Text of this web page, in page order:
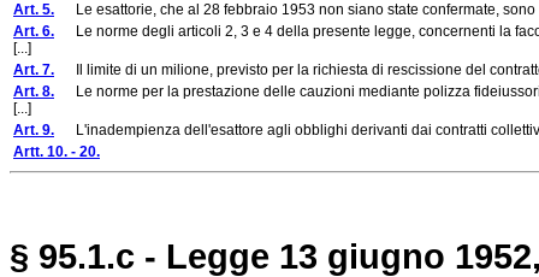
Art. 5. Le esattorie, che al 28 febbraio 1953 non siano state confermate,
Art. 6. Le norme degli articoli 2, 3 e 4 della presente legge, concernenti la
[...]
Art. 7. Il limite di un milione, previsto per la richiesta di rescissione del
Art. 8. Le norme per la prestazione delle cauzioni mediante polizza
[...]
Art. 9. L'inadempienza dell'esattore agli obblighi derivanti dai contratti
Artt. 10. - 20.
§ 95.1.c - Legge 13 giugno